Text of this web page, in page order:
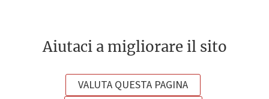
Aiutaci a migliorare il sito
VALUTA QUESTA PAGINA